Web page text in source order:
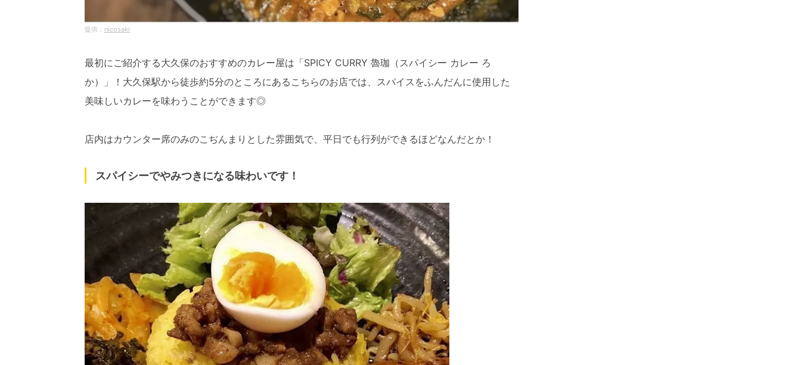
nicosaki
最初にご紹介する大久保のおすすめのカレー屋は「SPICY CURRY 魯珈（スパイシー カレー ろ
か）」！大久保駅から徒歩約5分のところにあるこちらのお店では、スパイスをふんだんに使用した
美味しいカレーを味わうことができます◎
店内はカウンター席のみのこぢんまりとした雰囲気で、平日でも行列ができるほどなんだとか！
スパイシーでやみつきになる味わいです！